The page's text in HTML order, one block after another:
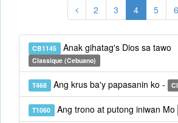
2 3 4 5 6
CB1145 Anak gihatag's Dios sa tawo
Classique (Cebuano)
T468 Ang krus ba'y papasanin ko -
T1060 Ang trono at putong iniwan Mo